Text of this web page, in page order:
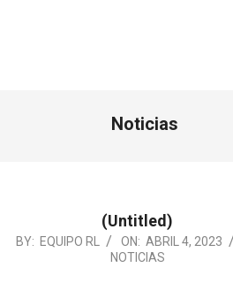
Noticias
(Untitled)
BY: EQUIPO RL ON: ABRIL 4, 2023
NOTICIAS